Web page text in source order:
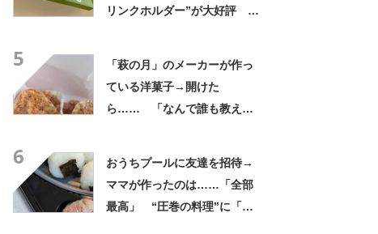
リンクホルダー”が大好評
5
「萩の月」のメーカーが作っ
ている洋菓子→開けた
ら…… 「なんで誰も教えて
6
おうちプールに友達を招待→
ママが作ったのは……「全部
最高」 “圧巻の料理”に「う